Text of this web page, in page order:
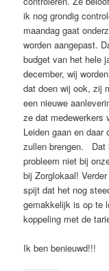
ik nog grondig
maandag gaat
worden aangepast.
budget van het hele
december, wij
dat doen wij ook, zij
een nieuwe
ze dat medewerkers
Leiden gaan en
zullen brengen. Dat
probleem niet bij
bij Zorglokaal!
spijt dat het nog
gemakkelijk is op te
koppeling met de
Ik ben benieuwd!!!